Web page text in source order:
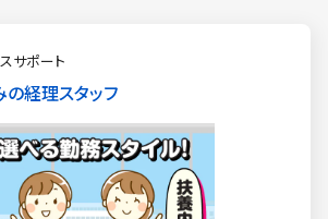
サポート
経理スタッフ